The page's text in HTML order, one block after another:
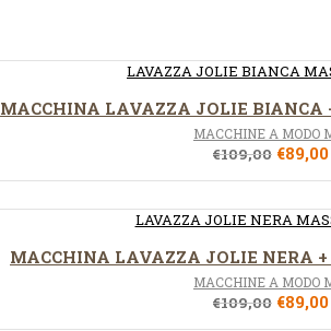
MACCHINA LAVAZZA JOLIE BIANCA
MACCHINE A MODO
€109,00 €89,00
MACCHINA LAVAZZA JOLIE NERA +
MACCHINE A MODO
€109,00 €89,00